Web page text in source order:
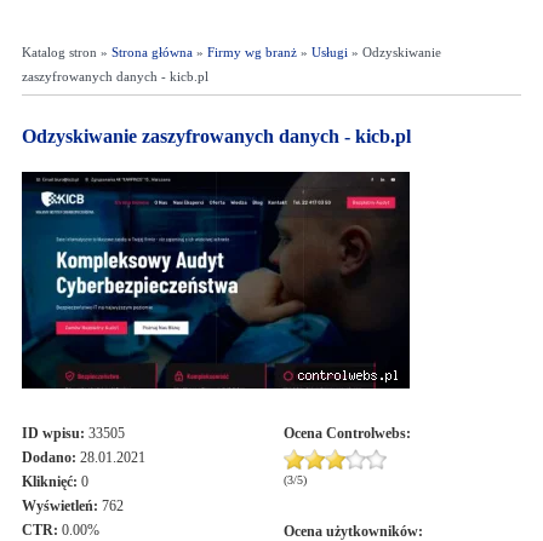
Katalog stron » Strona główna» Firmy wg branż» Usługi » Odzyskiwanie
zaszyfrowanych danych - kicb.pl
Odzyskiwanie zaszyfrowanych danych - kicb.pl
ID wpisu: 33505
Dodano: 28.01.2021
Kliknięć: 0
Wyświetleń: 762
CTR: 0.00%
Ocena Controlwebs:
(3/5)
Ocena użytkowników: